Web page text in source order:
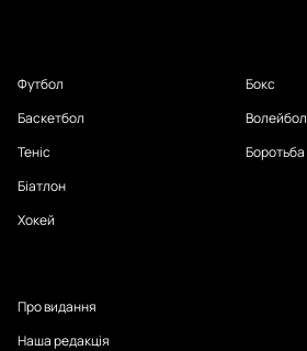
Футбол
Баскетбол
Теніс
Біатлон
Хокей
Бокс
Волейбол
Боротьба
Про видання
Наша редакція